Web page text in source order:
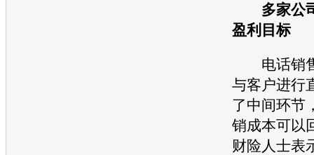
多家公
盈利目标
电话销售
与客户进行
了中间环节
销成本可以
财险人士表